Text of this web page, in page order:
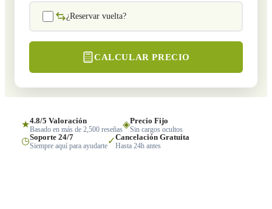
¿Reservar vuelta?
CALCULAR PRECIO
★4.8/5 Valoración
Basado en más de 2,500 reseñas◈Precio Fijo
Sin cargos ocultos
◷Soporte 24/7
Siempre aquí para ayudarte✓Cancelación Gratuita
Hasta 24h antes